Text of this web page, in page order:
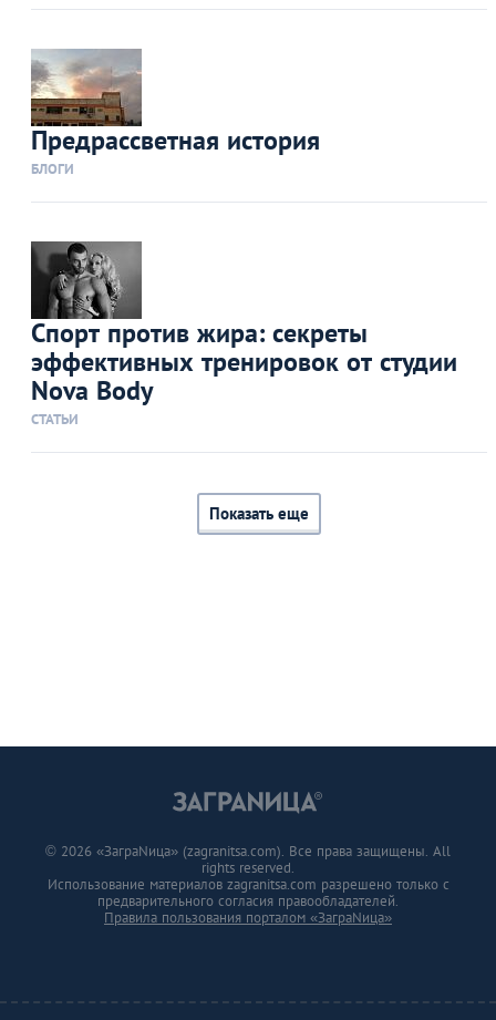
Предрассветная история
БЛОГИ
Спорт против жира: секреты
эффективных тренировок от студии
Nova Body
СТАТЬИ
Показать еще
© 2026 «ЗаграNица» (zagranitsa.com). Все права защищены. All
rights reserved.
Использование материалов zagranitsa.com разрешено только с
предварительного согласия правообладателей.
Правила пользования порталом «ЗаграNица»